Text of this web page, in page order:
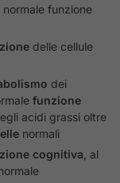
funzione
delle cellule
dei
funzione
acidi grassi oltre
normali
cognitiva , al